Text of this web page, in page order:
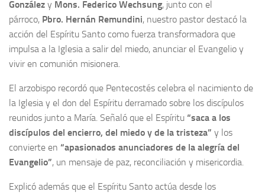
González y Mons. Federico Wechsung, junto con el
párroco, Pbro. Hernán Remundini, nuestro pastor destacó la
acción del Espíritu Santo como fuerza transformadora que
impulsa a la Iglesia a salir del miedo, anunciar el Evangelio y
vivir en comunión misionera.
El arzobispo recordó que Pentecostés celebra el nacimiento de
la Iglesia y el don del Espíritu derramado sobre los discípulos
reunidos junto a María. Señaló que el Espíritu “saca a los
discípulos del encierro, del miedo y de la tristeza” y los
convierte en “apasionados anunciadores de la alegría del
Evangelio”, un mensaje de paz, reconciliación y misericordia.
Explicó además que el Espíritu Santo actúa desde los